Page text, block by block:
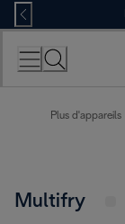
Skip
to
Content
Plus d'appareils
Multifry